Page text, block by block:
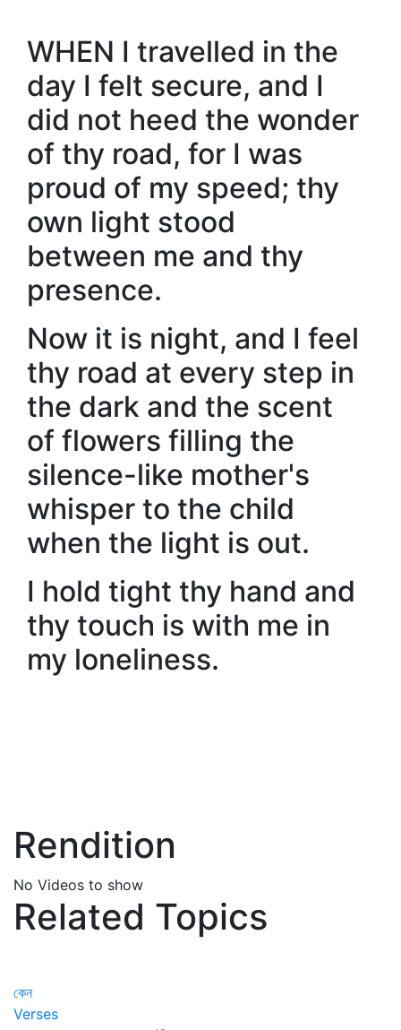
WHEN I travelled in the
day I felt secure, and I
did not heed the wonder
of thy road, for I was
proud of my speed; thy
own light stood
between me and thy
presence.
Now it is night, and I feel
thy road at every step in
the dark and the scent
of flowers filling the
silence-like mother's
whisper to the child
when the light is out.
I hold tight thy hand and
thy touch is with me in
my loneliness.
Rendition
No Videos to show
Related Topics
কেন
Verses